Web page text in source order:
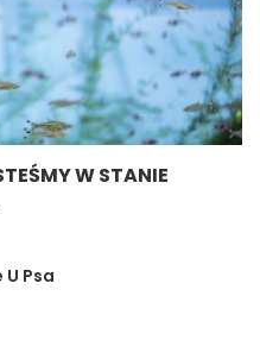
W STANIE
Psa